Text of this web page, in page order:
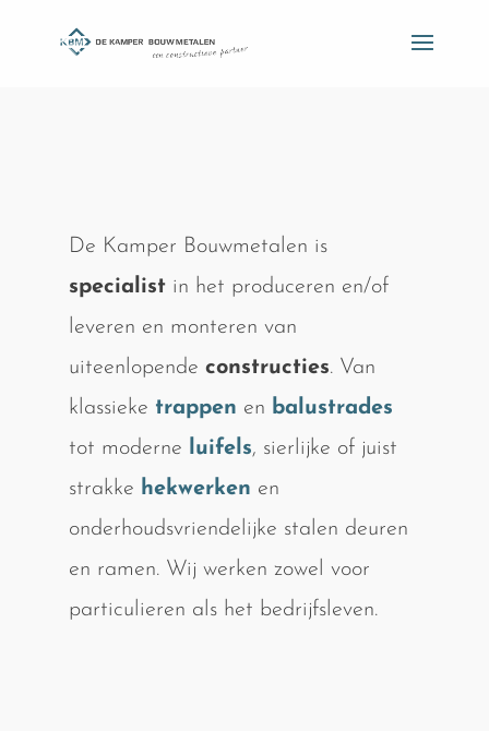
De Kamper Bouwmetalen is
specialistin het produceren en/of
leveren en monteren van
uiteenlopende constructies. Van
klassieke trappen en balustrades
tot moderne luifels, sierlijke of juist
strakke hekwerken en
onderhoudsvriendelijke stalen deuren
en ramen. Wij werken zowel voor
particulieren als het bedrijfsleven.